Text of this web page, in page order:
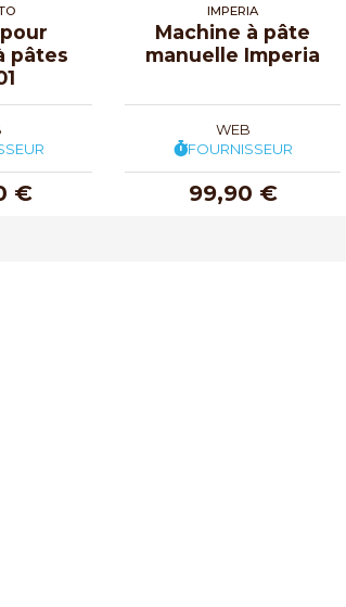
pâtes
€
IMPERIA
Machine à pâte
manuelle Imperia
WEB
FOURNISSEUR
99,90 €